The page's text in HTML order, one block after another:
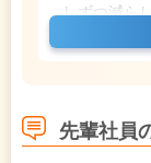
しずつ減ら
ていきまし
先輩社員